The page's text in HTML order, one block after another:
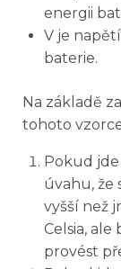
energii
V je
baterie.
Na základě
tohoto
Pokud
úvahu, že
vyšší než
Celsia,
provést